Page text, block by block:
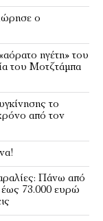
ο
ηγέτη» του
του Μοτζτάμπα
το
από τον
Πάνω από
έως 73.000 ευρώ